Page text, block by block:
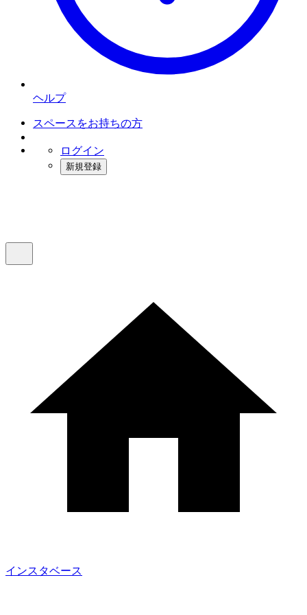
ヘルプ
スペースをお持ちの方
ログイン
新規登録
インスタベース